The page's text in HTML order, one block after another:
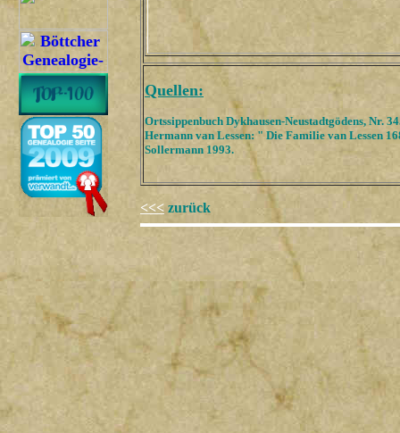
Quellen:
Ortssippenbuch Dykhausen-Neustadtgödens, Nr.
Hermann van Lessen: " Die Familie van Lessen
Sollermann 1993.
<<< zurück